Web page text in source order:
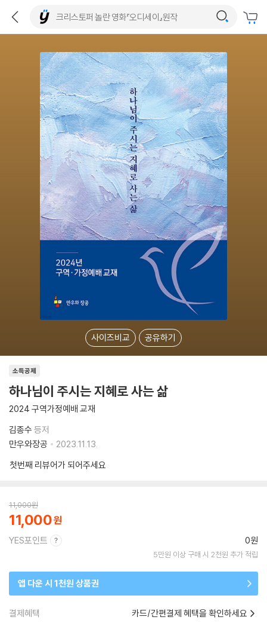
사이즈비교 공유하기
소득공제
하나님이 주시는 지혜로 사는 삶
2024 구역가정예배 교재
김종수 등저
만우와장공
2023.11.13.
첫번째 리뷰어가 되어주세요
11,000원
11,000
YES포인트 0원
5만원 이상 구매 시 2천원 추가 적립
앱 다운 시 1천원 상품권
결제혜택 카드/간편결제 혜택을 확인하세요